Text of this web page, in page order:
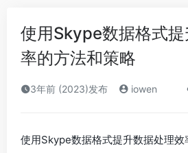
使用Skype数据格式
率的方法和策略
3年前 (2023)发布 iowen
使用Skype数据格式提升数据处理效